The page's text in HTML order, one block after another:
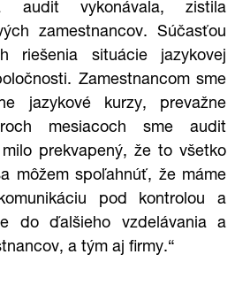
vykonávala, zistila
zamestnancov. Súčasťou
riešenia situácie jazykovej
Zamestnancom sme
jazykové kurzy, prevažne
mesiacoch sme audit
prekvapený, že to všetko
môžem spoľahnúť, že máme
pod kontrolou a
do ďalšieho vzdelávania a
a tým aj firmy.“